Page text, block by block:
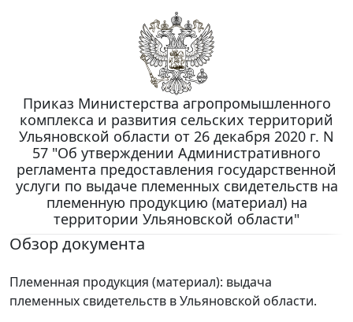
Приказ Министерства агропромышленного
комплекса и развития сельских территорий
Ульяновской области от 26 декабря 2020 г. N
57 "Об утверждении Административного
регламента предоставления государственной
услуги по выдаче племенных свидетельств на
племенную продукцию (материал) на
территории Ульяновской области"
Обзор документа
Племенная продукция (материал): выдача
племенных свидетельств в Ульяновской области.